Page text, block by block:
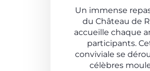
Un immense
du Château de
accueille chaque
participants.
conviviale se
célèbres